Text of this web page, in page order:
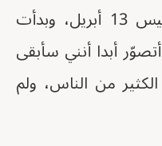
وقالت: "لقد جئنا يوم الخميس 13 أبريل، وبدأت
أبدا أنني سأبقى
من الناس، ولم